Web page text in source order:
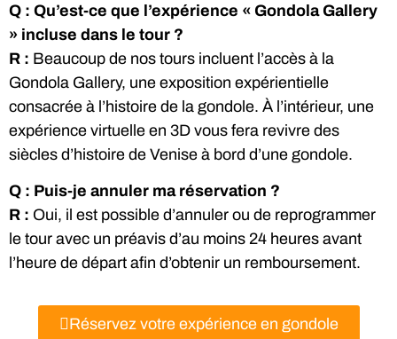
Q : Qu’est-ce que l’expérience « Gondola Gallery
» incluse dans le tour ?
R : Beaucoup de nos tours incluent l’accès à la
Gondola Gallery, une exposition expérientielle
consacrée à l’histoire de la gondole. À l’intérieur, une
expérience virtuelle en 3D vous fera revivre des
siècles d’histoire de Venise à bord d’une gondole.
Q : Puis-je annuler ma réservation ?
R : Oui, il est possible d’annuler ou de reprogrammer
le tour avec un préavis d’au moins 24 heures avant
l’heure de départ afin d’obtenir un remboursement.
Réservez votre expérience en gondole